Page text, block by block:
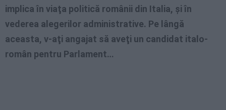
implica în viaţa politică românii din Italia, şi în
vederea alegerilor administrative. Pe lângă
aceasta, v-aţi angajat să aveţi un candidat italo-
român pentru Parlament…